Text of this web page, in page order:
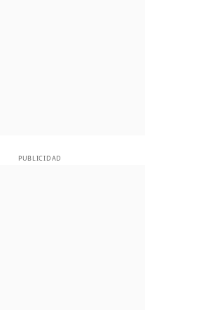
PUBLICIDAD